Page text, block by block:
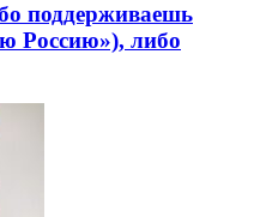
поддерживаешь
Россию»), либо